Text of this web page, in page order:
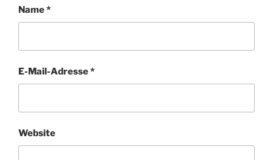
Name*
E-Mail-Adresse*
Website